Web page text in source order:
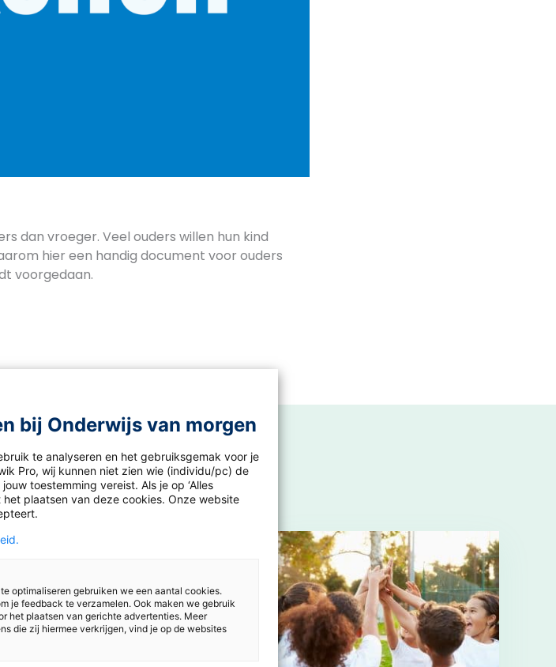
dan vroeger. Veel ouders willen hun kind
hier een handig document voor ouders
voorgedaan.
bij Onderwijs van morgen
te analyseren en het gebruiksgemak voor je
Pro, wij kunnen niet zien wie (individu/pc) de
toestemming vereist. Als je op ‘Alles
plaatsen van deze cookies. Onze website
optimaliseren gebruiken we een aantal cookies.
je feedback te verzamelen. Ook maken we gebruik
het plaatsen van gerichte advertenties. Meer
die zij hiermee verkrijgen, vind je op de websites